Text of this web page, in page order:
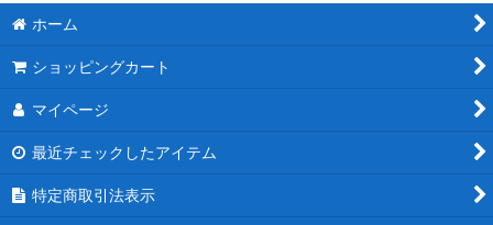
ホーム
ショッピングカート
マイページ
最近チェックしたアイテム
特定商取引法表示